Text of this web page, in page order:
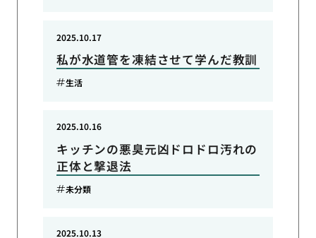
私が水道管を凍結させて学んだ教訓
2025.10.17
生活
キッチンの悪臭元凶ドロドロ汚れの
正体と撃退法
2025.10.16
未分類
2025.10.13